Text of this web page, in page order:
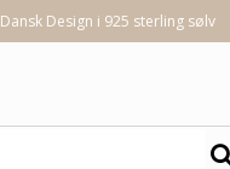
Dansk Design i 925 sterling sølv